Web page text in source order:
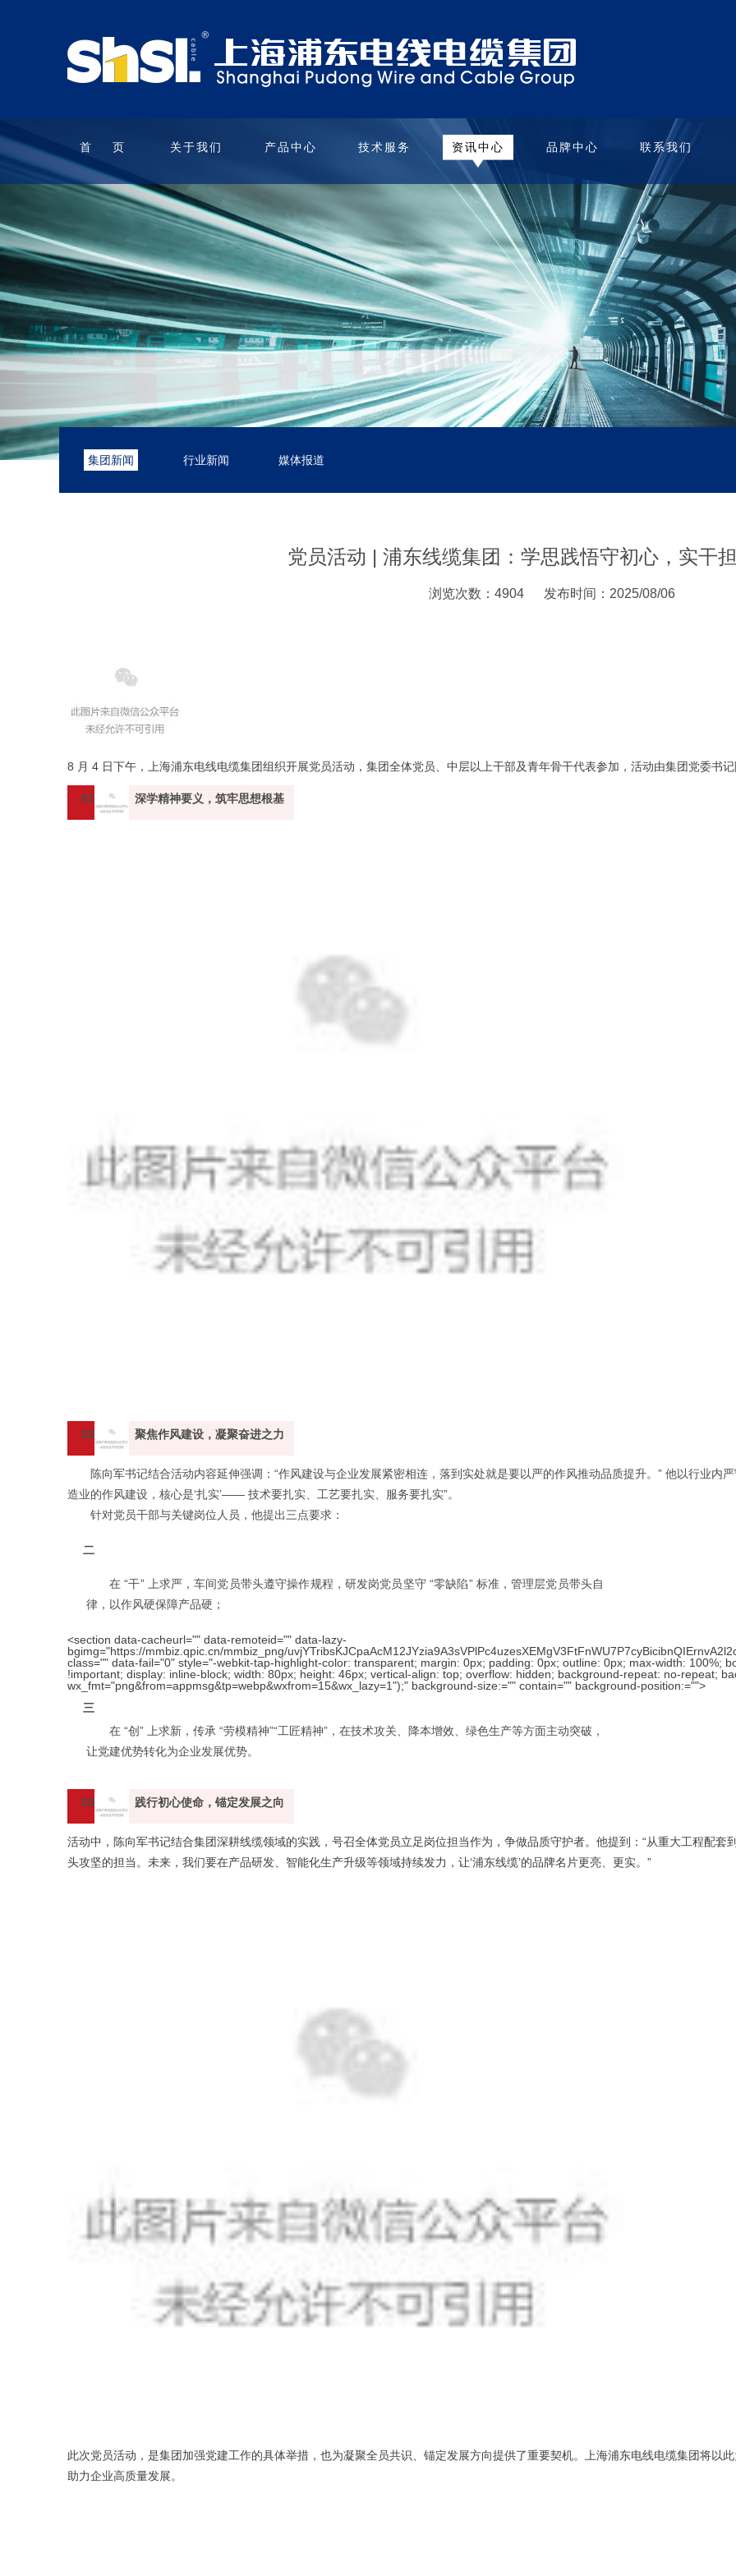
首 页 关于我们 产品中心 技术服务 资讯中心 品牌中心 联系我们
集团新闻 行业新闻 媒体报道
党员活动 | 浦东线缆集团：学思践悟守初心，实干
浏览次数：4904 发布时间：2025/08/06
8 月 4 日下午，上海浦东电线电缆集团组织开展党员活动，集团全体党员、中层以上干部及青年骨干代表参加，活动由集团党委书记
01 深学精神要义，筑牢思想根基
02 聚焦作风建设，凝聚奋进之力
陈向军书记结合活动内容延伸强调：“作风建设与企业发展紧密相连，落到实处就是要以严的作风推动品质提升。” 他以行业内
造业的作风建设，核心是‘扎实’—— 技术要扎实、工艺要扎实、服务要扎实”。
针对党员干部与关键岗位人员，他提出三点要求：
二
在 “干” 上求严，车间党员带头遵守操作规程，研发岗党员坚守 “零缺陷” 标准，管理层党员带头自
律，以作风硬保障产品硬；
<section data-cacheurl="" data-remoteid="" data-lazy-
bgimg="https://mmbiz.qpic.cn/mmbiz_png/
class="" data-fail="0" style="-webkit-tap-highlight-color: transparent; margin: 0px; padding: 0px; outline: 0px; max-width: 100%;
!important; display: inline-block; width: 80px; height: 46px; vertical-align: top; overflow: hidden; background-repeat: no-repeat;
wx_fmt="png&from=appmsg&tp=webp&wxfrom=15&wx_lazy=1");" background-size:="" contain="" background-position:="">
三
在 “创” 上求新，传承 “劳模精神”“工匠精神”，在技术攻关、降本增效、绿色生产等方面主动突破，
让党建优势转化为企业发展优势。
03 践行初心使命，锚定发展之向
活动中，陈向军书记结合集团深耕线缆领域的实践，号召全体党员立足岗位担当作为，争做品质守护者。他提到：“从重大工程配
头攻坚的担当。未来，我们要在产品研发、智能化生产升级等领域持续发力，让‘浦东线缆’的品牌名片更亮、更实。”
此次党员活动，是集团加强党建工作的具体举措，也为凝聚全员共识、锚定发展方向提供了重要契机。上海浦东电线电缆集团将以
助力企业高质量发展。